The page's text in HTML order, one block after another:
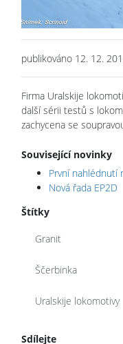
publikováno 12. 12.
Firma Uralskije
další sérii testů s
zachycena se
Související novinky
První nahlédnutí
Nová řada EP2D
Štítky
Granit
Ščerbinka
Uralskije lokomotivy
Sdílejte